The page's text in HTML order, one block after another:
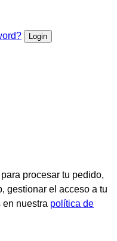
procesar tu pedido,
gestionar el acceso a tu
en nuestra política de